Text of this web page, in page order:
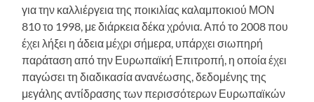
για την καλλιέργεια της ποικιλίας καλαμποκιού ΜΟΝ
810 το 1998, με διάρκεια δέκα χρόνια. Από το 2008 που
έχει λήξει η άδεια μέχρι σήμερα, υπάρχει σιωπηρή
παράταση από την Ευρωπαϊκή Επιτροπή, η οποία έχει
παγώσει τη διαδικασία ανανέωσης, δεδομένης της
μεγάλης αντίδρασης των περισσότερων Ευρωπαϊκών